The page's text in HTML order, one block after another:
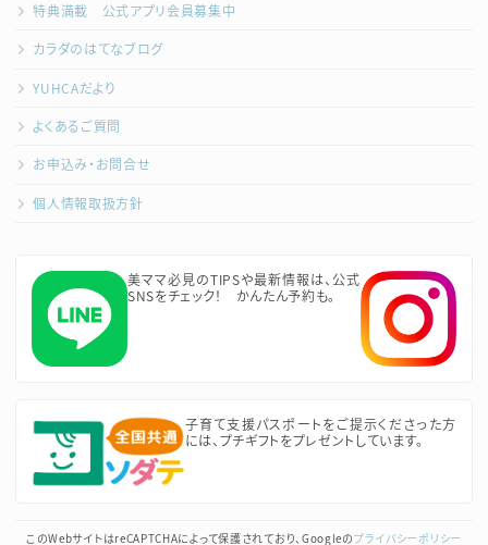
特典満載 公式アプリ会員募集中
カラダのはてなブログ
YUHCAだより
よくあるご質問
お申込み・お問合せ
個人情報取扱方針
美ママ必見のTIPSや最新情報は、公式
SNSをチェック！ かんたん予約も。
子育て支援パスポートをご提示くださった方
には、プチギフトをプレゼントしています。
このWebサイトはreCAPTCHAによって保護されており、Googleのプライバシーポリシー